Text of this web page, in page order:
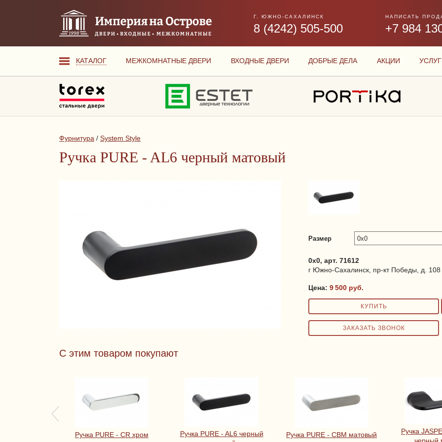
Г. ЮЖНО-САХАЛИНСК
8 (4242) 505-500
НАПИСАТЬ
+7 984
КАТАЛОГ МЕЖКОМНАТНЫЕ ДВЕРИ ВХОДНЫЕ ДВЕРИ ДОБРЫЕ ДЕЛА АКЦИИ
Фурнитура / System Style
Ручка PURE - AL6 черный матовый
Размер
0x0, арт. 71612
г Южно-Сахалинск, пр-кт Победы, д. 108
Цена:9 500 руб.
С этим товаром покупают
Ручка PURE - CR хром
Ручка PURE - AL6 черный
Ручка PURE - CBM матовый
Ручка